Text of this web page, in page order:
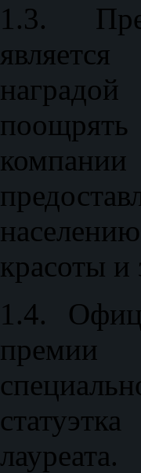
1.3.
красоты и
1.4.
лауреата.